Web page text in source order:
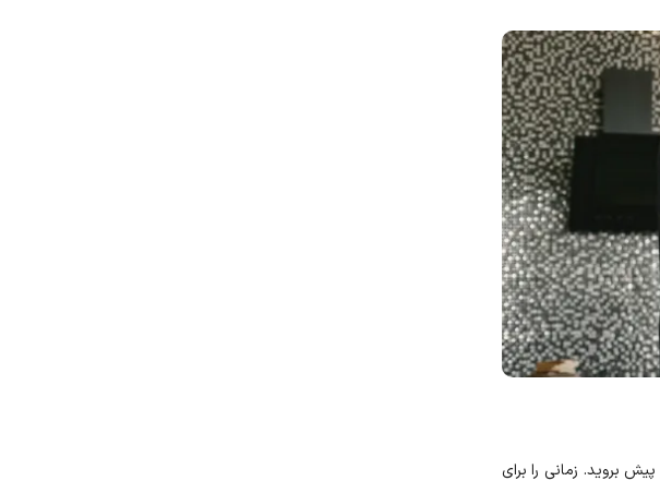
بروید. زمانی را برای